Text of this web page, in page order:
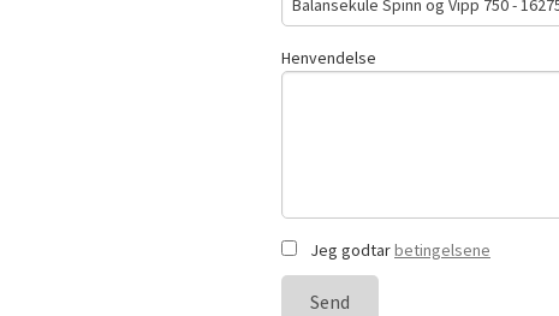
Henvendelse
Jeg godtarbetingelsene
Send